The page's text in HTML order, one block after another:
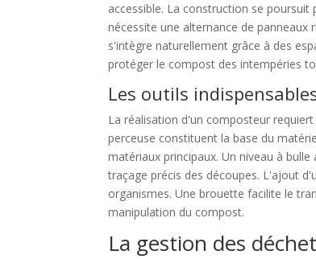
accessible. La construction se
nécessite une alternance de
s'intègre naturellement grâce à des
protéger le compost des intempéries
Les outils
La réalisation d'un composteur
perceuse constituent la base du
matériaux principaux. Un niveau à
traçage précis des découpes. L'ajout
organismes. Une brouette facilite le
manipulation du compost.
La gestion des